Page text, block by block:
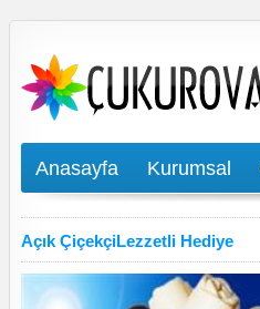
Anasayfa Kurumsal
Açık ÇiçekçiLezzetli Hediye